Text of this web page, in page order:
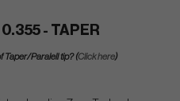
- TAPER
Taper/Paralell tip? (Click here)